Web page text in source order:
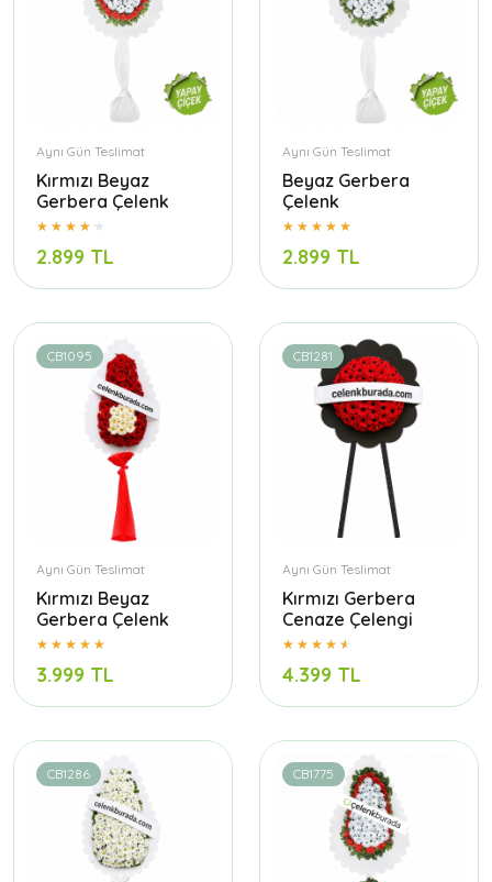
Aynı Gün Teslimat
Kırmızı Beyaz
Gerbera Çelenk
2.899 TL
Aynı Gün Teslimat
Beyaz Gerbera
Çelenk
2.899 TL
CB1095
Aynı Gün Teslimat
Kırmızı Beyaz
Gerbera Çelenk
3.999 TL
CB1281
Aynı Gün Teslimat
Kırmızı Gerbera
Cenaze Çelengi
4.399 TL
CB1286 CB1775